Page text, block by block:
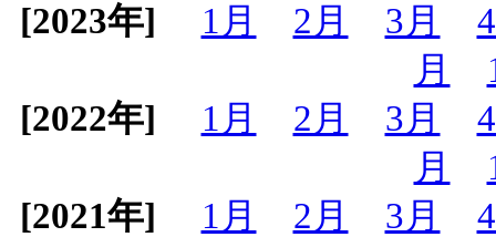
[2023年]
1月 2月 3月
月
[2022年]
1月 2月 3月
月
[2021年]
1月 2月 3月